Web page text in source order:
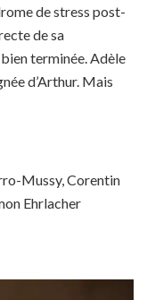
de stress post-
de sa
terminée. Adèle
d’Arthur. Mais
Mussy, Corentin
Ehrlacher